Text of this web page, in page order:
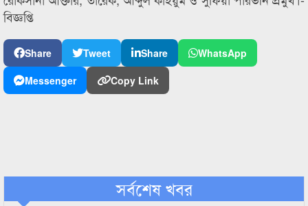
বিজ্ঞপ্তি
Share Tweet Share
WhatsApp
Messenger
Copy Link
সর্বশেষ খবর